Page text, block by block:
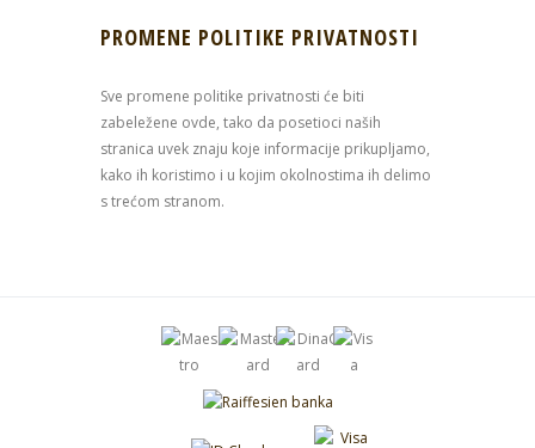
PROMENE POLITIKE PRIVATNOSTI
Sve promene politike privatnosti će biti
zabeležene ovde, tako da posetioci naših
stranica uvek znaju koje informacije prikupljamo,
kako ih koristimo i u kojim okolnostima ih delimo
s trećom stranom.